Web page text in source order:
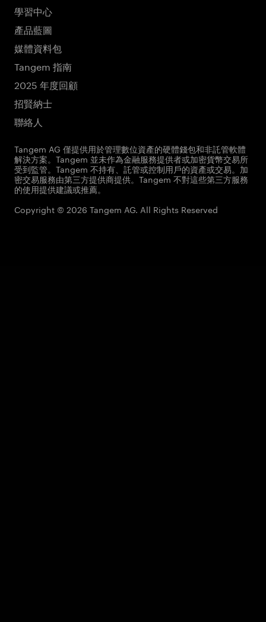
學習中心
產品藍圖
媒體資料包
Tangem 指南
2025 年度回顧
招賢納士
聯絡人
Tangem AG 僅提供用於管理數位資產的硬體錢包和非託管軟體
解決方案。Tangem 並未作為金融服務提供者或加密貨幣交易所
受到監管。Tangem 不持有、託管或控制用戶的資產或交易。加
密交易服務由第三方提供商提供。Tangem 不對這些第三方服務
的使用提供建議或推薦。